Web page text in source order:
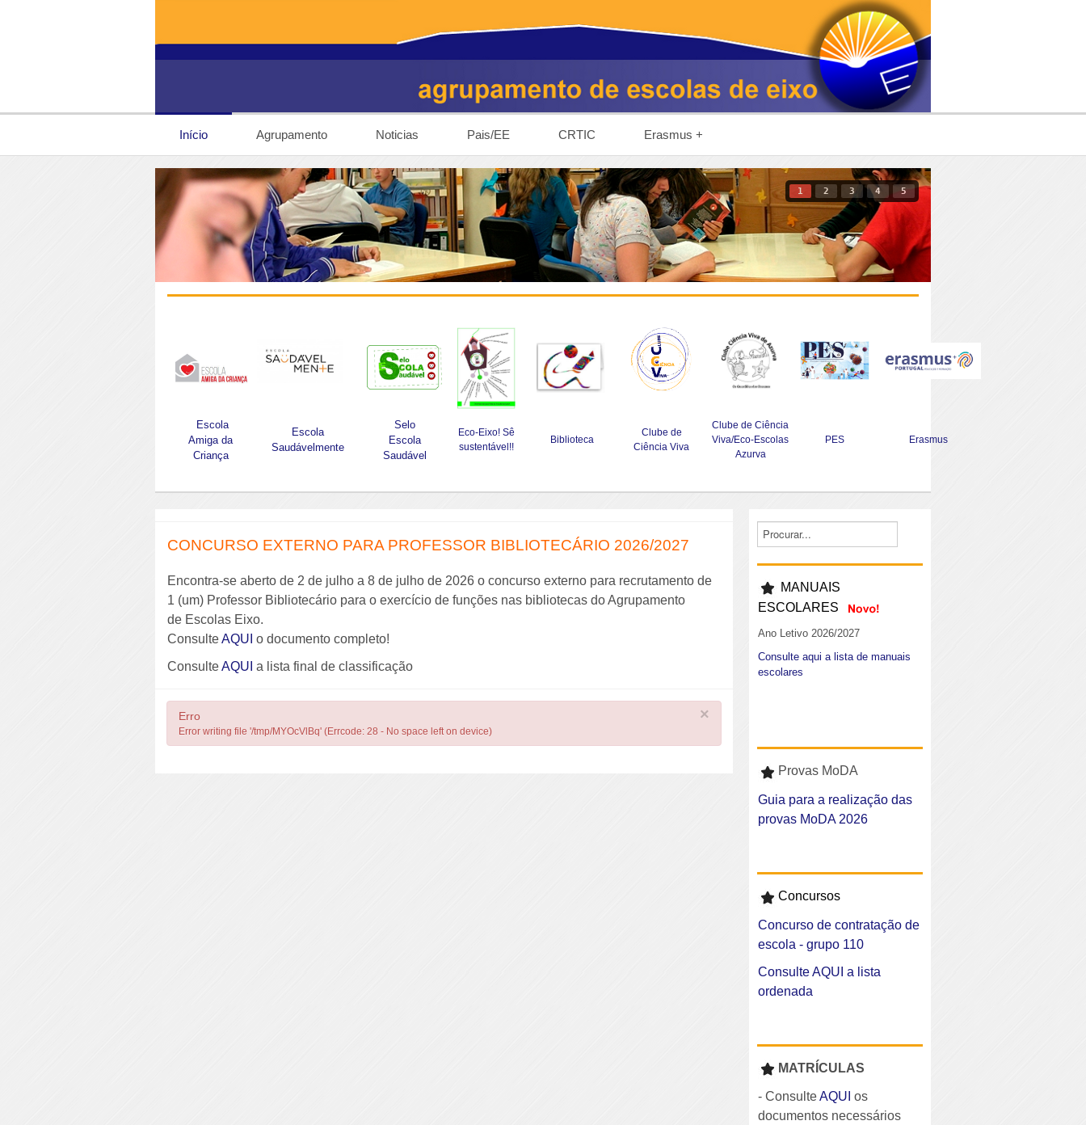
Início Agrupamento Noticias Pais/EE CRTIC Erasmus +
1 2 3 4 5
Escola
Amiga da
Criança
Escola
Saudávelmente
Selo
Escola
Saudável
Eco-Eixo! Sê
sustentável!!
Biblioteca
Clube de
Ciência Viva
Clube de Ciência
Viva/Eco-Escolas
Azurva
PES Erasmus
CONCURSO EXTERNO PARA PROFESSOR BIBLIOTECÁRIO 2026/2027
Encontra-se aberto de 2 de julho a 8 de julho de 2026 o concurso externo para recrutamento de
1 (um) Professor Bibliotecário para o exercício de funções nas bibliotecas do Agrupamento
de Escolas Eixo.
ConsulteAQUI o documento completo!
ConsulteAQUI a lista final de classificação
×
Erro
Error writing file '/tmp/MYOcVlBq' (Errcode: 28 - No space left on device)
MANUAIS
ESCOLARES
Ano Letivo 2026/2027
Consulte aqui a lista de manuais
escolares
Provas MoDA
Guia para a realização das
provas MoDA 2026
Concursos
Concurso de contratação de
escola - grupo 110
Consulte AQUI a lista
ordenada
MATRÍCULAS
- ConsulteAQUI os
documentos necessários